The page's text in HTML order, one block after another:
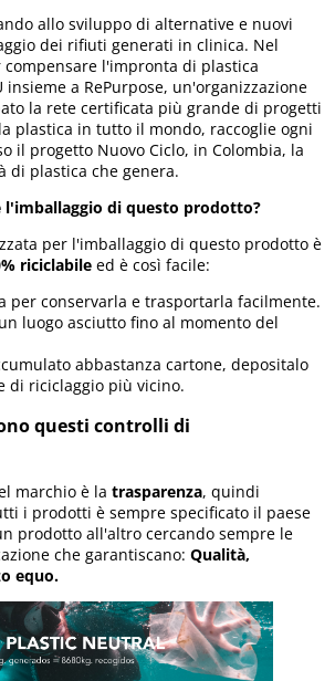
allo sviluppo di alternative e nuovi
dei rifiuti generati in clinica. Nel
l'impronta di plastica
insieme a RePurpose, un'organizzazione
la rete certificata più grande di progetti
plastica in tutto il mondo, raccoglie ogni
il progetto Nuovo Ciclo, in Colombia, la
di plastica che genera.
l'imballaggio di questo prodotto?
per l'imballaggio di questo prodotto è
riciclabile ed è così facile:
per conservarla e trasportarla facilmente.
luogo asciutto fino al momento del
abbastanza cartone, depositalo
di riciclaggio più vicino.
questi controlli di
marchio è la trasparenza, quindi
i prodotti è sempre specificato il paese
prodotto all'altro cercando sempre le
che garantiscano: Qualità,
equo.